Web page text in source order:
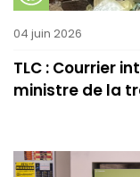
04 juin 2026
TLC : Courrier
ministre de la